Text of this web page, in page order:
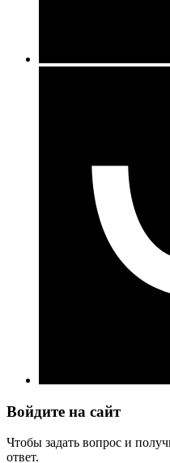
Войдите на сайт
Чтобы задать вопрос и
ответ.